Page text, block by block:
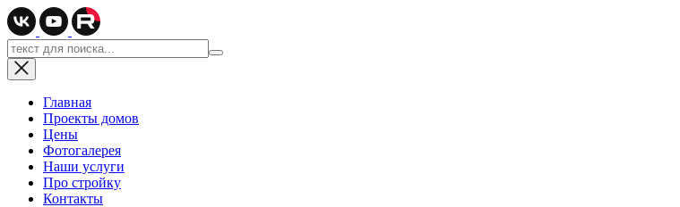
Главная
Проекты домов
Цены
Фотогалерея
Наши услуги
Про стройку
Контакты